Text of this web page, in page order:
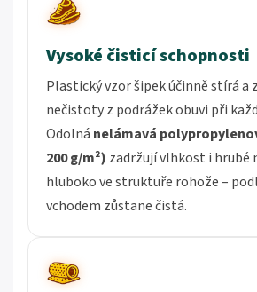
Vysoké čisticí schopnosti
Plastický vzor šipek účinně stírá a
nečistoty z podrážek obuvi při
Odolná nelámavá
200 g/m²) zadržují vlhkost i hrubé
hluboko ve struktuře rohože –
vchodem zůstane čistá.